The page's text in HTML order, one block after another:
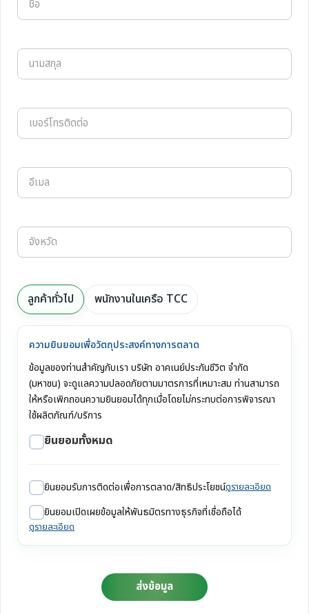
ลูกค้าทั่วไป พนักงานในเครือ TCC
ความยินยอมเพื่อวัตถุประสงค์ทางการตลาด
ข้อมูลของท่านสำคัญกับเรา บริษัท อาคเนย์ประกันชีวิต จำกัด
(มหาชน) จะดูแลความปลอดภัยตามมาตรการที่เหมาะสม ท่านสามารถ
ให้หรือเพิกถอนความยินยอมได้ทุกเมื่อโดยไม่กระทบต่อการพิจารณา
ใช้ผลิตภัณฑ์/บริการ
ยินยอมทั้งหมด
ยินยอมรับการติดต่อเพื่อการตลาด/สิทธิประโยชน์ดูรายละเอียด
ยินยอมเปิดเผยข้อมูลให้พันธมิตรทางธุรกิจที่เชื่อถือได้
ดูรายละเอียด
ส่งข้อมูล